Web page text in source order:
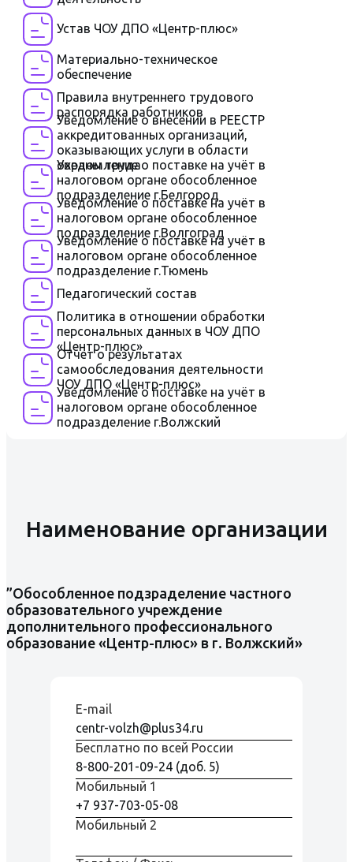
Устав ЧОУ ДПО «Центр-плюс»
Материально-техническое
обеспечение
Правила внутреннего трудового
распорядка работников
Уведомление о внесении в РЕЕСТР
аккредитованных организаций,
оказывающих услуги в области
охраны труда
Уведомление о поставке на учёт в
налоговом органе обособленное
подразделение г.Белгород
Уведомление о поставке на учёт в
налоговом органе обособленное
подразделение г.Волгоград
Уведомление о поставке на учёт в
налоговом органе обособленное
подразделение г.Тюмень
Педагогический состав
Политика в отношении обработки
персональных данных в ЧОУ ДПО
«Центр-плюс»
Отчет о результатах
самообследования деятельности
ЧОУ ДПО «Центр-плюс»
Уведомление о поставке на учёт в
налоговом органе обособленное
подразделение г.Волжский
Наименование организации
”Обособленное подзраделение частного
образовательного учреждение
дополнительного профессионального
образование «Центр-плюс» в г. Волжский»
E-mail
centr-volzh@plus34.ru
Бесплатно по всей Росcии
8-800-201-09-24 (доб. 5)
Мобильный 1
+7 937-703-05-08
Мобильный 2